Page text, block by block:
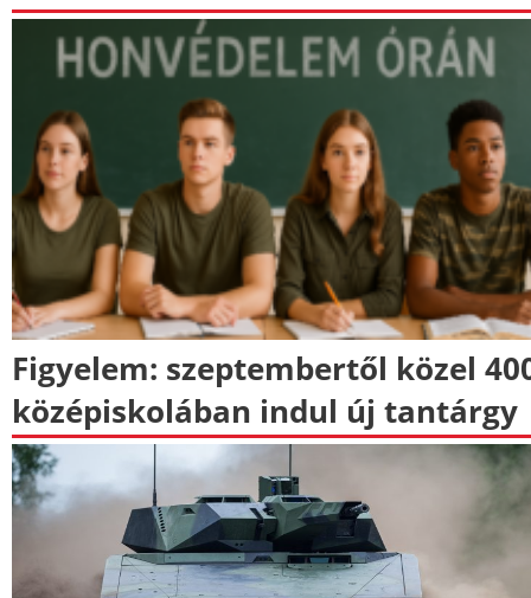
Figyelem: szeptembertől közel
középiskolában indul új tantárgy